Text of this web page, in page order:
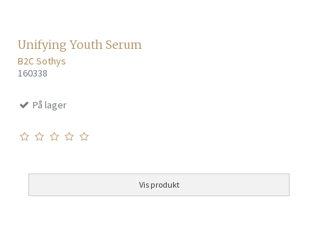
Unifying Youth Serum
B2C Sothys
160338
På lager
Vis produkt